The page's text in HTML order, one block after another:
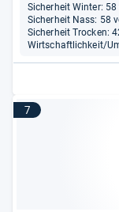
Sicherheit Winter:
Sicherheit Nass: 58
Sicherheit Trocken:
Wirtschaftlichkeit/
7